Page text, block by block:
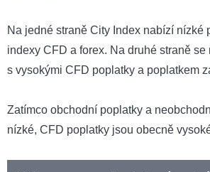
Na jedné straně City Index nabízí nízké
indexy CFD a forex. Na druhé straně se
s vysokými CFD poplatky a poplatkem
Zatímco obchodní poplatky a
nízké, CFD poplatky jsou obecně